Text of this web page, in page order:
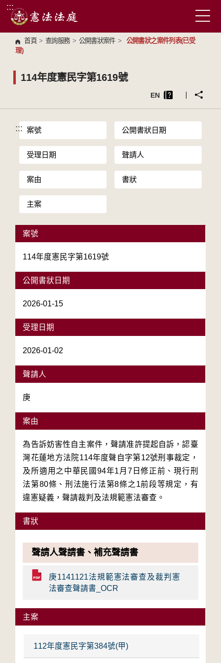
跳到主要內容區塊
:::
首頁 > 查詢服務 > 公開書狀案件 >
公開書狀之案件列表(已受
理)
114年度憲民字第1619號
EN
::: 案號 公開書狀日期
受理日期 聲請人
案由 書狀
主案
:::案號
114年度憲民字第1619號
公開書狀日期
2026-01-15
受理日期
2026-01-02
聲請人
庚
案由
為告訴妨害性自主案件，聲請准許提起自訴，認臺
灣花蓮地方法院114年度聲自字第12號刑事裁定，
及所適用之中華民國94年1月7日修正前、現行刑
法第80條、刑法施行法第8條之1前段等規定，有
違憲疑義，聲請裁判及法規範憲法審查。
書狀
聲請人聲請書、補充聲請書
庚1141121法規範憲法審查及裁判憲
法審查聲請書_OCR
主案
112年度憲民字第384號(甲)